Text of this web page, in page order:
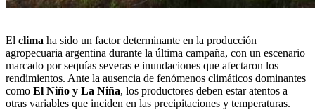
El clima ha sido un factor determinante en la producción
agropecuaria argentina durante la última campaña, con un escenario
marcado por sequías severas e inundaciones que afectaron los
rendimientos. Ante la ausencia de fenómenos climáticos dominantes
como El Niño y La Niña, los productores deben estar atentos a
otras variables que inciden en las precipitaciones y temperaturas.